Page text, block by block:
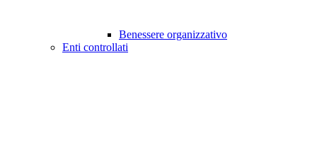
Benessere organizzativo
Enti controllati